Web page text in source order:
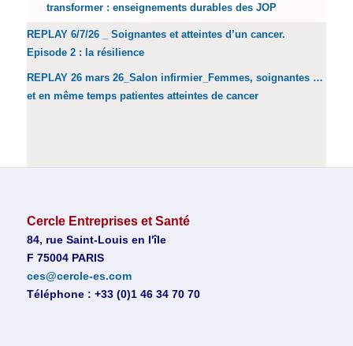
transformer : enseignements durables des JOP
REPLAY 6/7/26 _ Soignantes et atteintes d’un cancer.
Episode 2 : la résilience
REPLAY 26 mars 26_Salon infirmier_Femmes, soignantes …
et en même temps patientes atteintes de cancer
Cercle Entreprises et Santé
84, rue Saint-Louis en l'île
F 75004 PARIS
ces@cercle-es.com
Téléphone : +33 (0)1 46 34 70 70